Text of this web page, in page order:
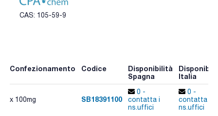
CAS: 105-59-9
Confezionamento Codice
Disponibilità
Spagna
Italia
x 100mg SB18391100
0 -
contatta i
ns.uffici
0 -
contatta i
ns.uffici